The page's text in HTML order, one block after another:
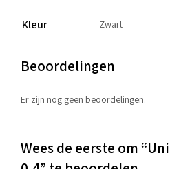
Kleur Zwart
Beoordelingen
Er zijn nog geen beoordelingen.
Wees de eerste om